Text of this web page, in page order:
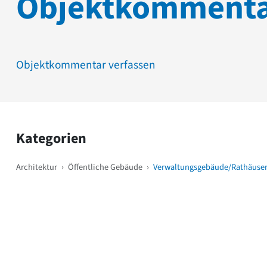
Objektkommentar verfassen
Kategorien
Architektur › Öffentliche Gebäude › Verwaltungsgebäude/Rathäuser